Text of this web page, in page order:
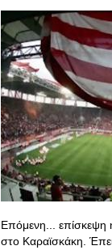
Επόμενη... επίσκεψη
στο Καραϊσκάκη.